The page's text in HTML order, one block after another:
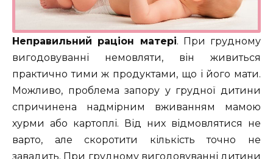
Неправильний раціон матері. При грудному
вигодовуванні немовляти, він живиться
практично тими ж продуктами, що і його мати.
Можливо, проблема запору у грудної дитини
спричинена надмірним вживанням мамою
хурми або картоплі. Від них відмовлятися не
варто, але скоротити кількість точно не
завадить. При грудному вигодовуванні дитини